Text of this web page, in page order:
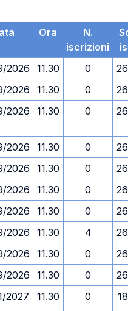
Ora
N.
iscrizioni
2026 11.30 0
2026 11.30 0
2026 11.30 0
2026 11.30 0
2026 11.30 0
2026 11.30 0
2026 11.30 0
2026 11.30 4
2026 11.30 0
2026 11.30 0
2027 11.30 0